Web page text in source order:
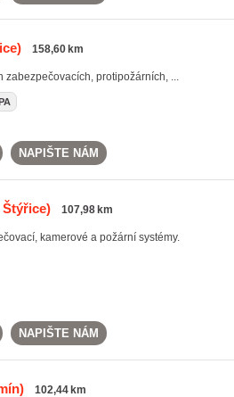
158,60 km
zabezpečovacích, protipožárních, ...
NAPIŠTE NÁM
107,98 km
kamerové a požární systémy.
NAPIŠTE NÁM
102,44 km